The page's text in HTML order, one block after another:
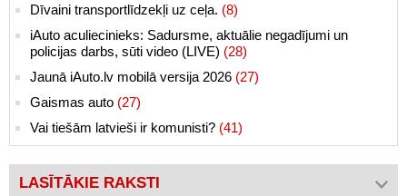
Dīvaini transportlīdzekļi uz ceļa. (8)
iAuto aculiecinieks: Sadursme, aktuālie negadījumi un
policijas darbs, sūti video (LIVE) (28)
Jaunā iAuto.lv mobilā versija 2026 (27)
Gaismas auto (27)
Vai tiešām latvieši ir komunisti? (41)
LASĪTĀKIE RAKSTI